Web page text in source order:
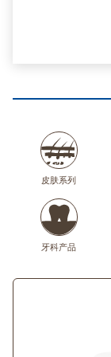
皮肤系列
牙科产品